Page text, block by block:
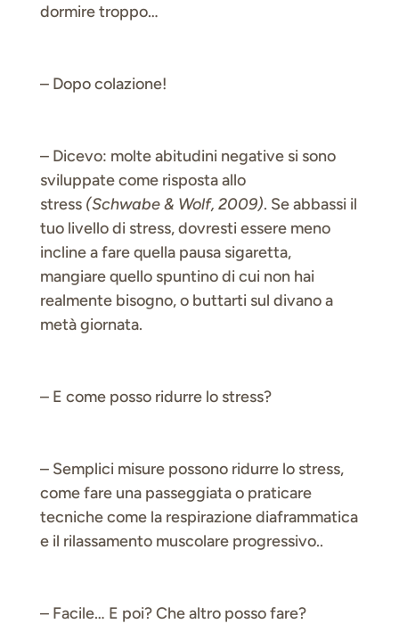
dormire troppo…
– Dopo colazione!
– Dicevo: molte abitudini negative si sono
sviluppate come risposta allo
stress(Schwabe & Wolf, 2009). Se abbassi il
tuo livello di stress, dovresti essere meno
incline a fare quella pausa sigaretta,
mangiare quello spuntino di cui non hai
realmente bisogno, o buttarti sul divano a
metà giornata.
– E come posso ridurre lo stress?
– Semplici misure possono ridurre lo stress,
come fare una passeggiata o praticare
tecniche come la respirazione diaframmatica
e il rilassamento muscolare progressivo..
– Facile… E poi? Che altro posso fare?